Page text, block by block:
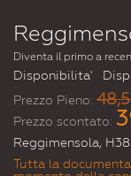
Diventa il primo a
Disponibilita'
Prezzo Pieno:
Prezzo scontato:
Reggimensola,
Tutta la